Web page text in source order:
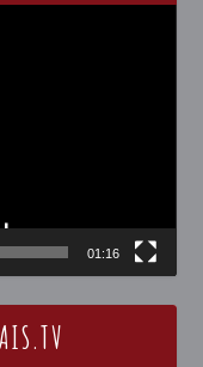
01:16